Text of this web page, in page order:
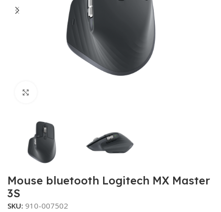
Mouse bluetooth Logitech MX Master
3S
SKU: 910-007502